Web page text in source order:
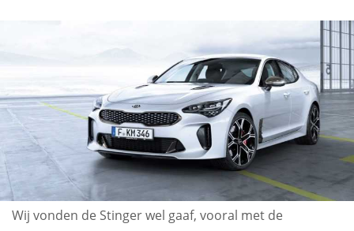
Wij vonden de Stinger wel gaaf, vooral met de